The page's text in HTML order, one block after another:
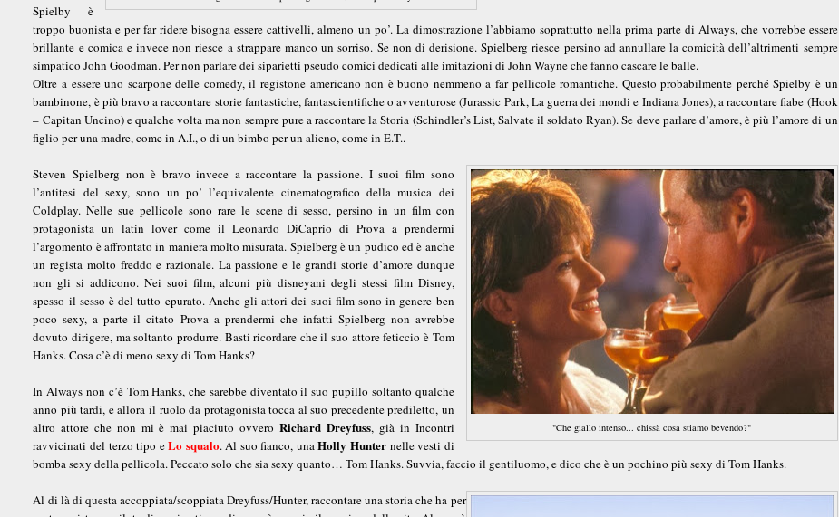
Spielby è
troppo buonista e per far ridere bisogna essere cattivelli, almeno un po’. La dimostrazione l’abbiamo soprattutto nella prima parte di Always, che vorrebbe essere
brillante e comica e invece non riesce a strappare manco un sorriso. Se non di derisione. Spielberg riesce persino ad annullare la comicità dell’altrimenti sempre
simpatico John Goodman. Per non parlare dei siparietti pseudo comici dedicati alle imitazioni di John Wayne che fanno cascare le balle.
Oltre a essere uno scarpone delle comedy, il registone americano non è buono nemmeno a far pellicole romantiche. Questo probabilmente perché Spielby è un
bambinone, è più bravo a raccontare storie fantastiche, fantascientifiche o avventurose (Jurassic Park, La guerra dei mondi e Indiana Jones), a raccontare fiabe (Hook
– Capitan Uncino) e qualche volta ma non sempre pure a raccontare la Storia (Schindler’s List, Salvate il soldato Ryan). Se deve parlare d’amore, è più l’amore di un
figlio per una madre, come in A.I., o di un bimbo per un alieno, come in E.T..
"Che giallo intenso... chissà cosa stiamo bevendo?"
Steven Spielberg non è bravo invece a raccontare la passione. I suoi film sono
l’antitesi del sexy, sono un po’ l’equivalente cinematografico della musica dei
Coldplay. Nelle sue pellicole sono rare le scene di sesso, persino in un film con
protagonista un latin lover come il Leonardo DiCaprio di Prova a prendermi
l’argomento è affrontato in maniera molto misurata. Spielberg è un pudico ed è anche
un regista molto freddo e razionale. La passione e le grandi storie d’amore dunque
non gli si addicono. Nei suoi film, alcuni più disneyani degli stessi film Disney,
spesso il sesso è del tutto epurato. Anche gli attori dei suoi film sono in genere ben
poco sexy, a parte il citato Prova a prendermi che infatti Spielberg non avrebbe
dovuto dirigere, ma soltanto produrre. Basti ricordare che il suo attore feticcio è Tom
Hanks. Cosa c’è di meno sexy di Tom Hanks?
In Always non c’è Tom Hanks, che sarebbe diventato il suo pupillo soltanto qualche
anno più tardi, e allora il ruolo da protagonista tocca al suo precedente prediletto, un
altro attore che non mi è mai piaciuto ovveroRichard Dreyfuss, già in Incontri
ravvicinati del terzo tipo eLo squalo. Al suo fianco, unaHolly Hunter nelle vesti di
bomba sexy della pellicola. Peccato solo che sia sexy quanto… Tom Hanks. Suvvia, faccio il gentiluomo, e dico che è un pochino più sexy di Tom Hanks.
Al di là di questa accoppiata/scoppiata Dreyfuss/Hunter, raccontare una storia che ha per